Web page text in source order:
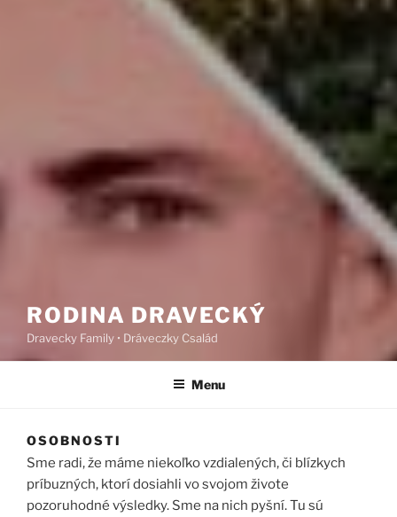
RODINA DRAVECKÝ
Dravecky Family • Dráveczky Család
Menu
OSOBNOSTI
Sme radi, že máme niekoľko vzdialených, či blízkych
príbuzných, ktorí dosiahli vo svojom živote
pozoruhodné výsledky. Sme na nich pyšní. Tu sú